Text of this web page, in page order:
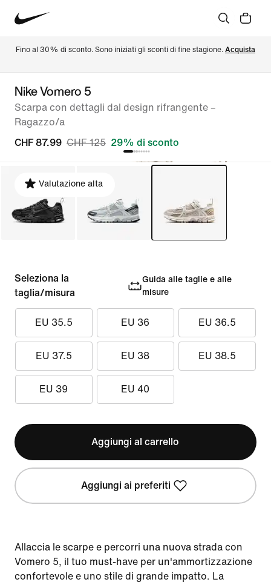
Fino al 30% di sconto. Sono iniziati gli sconti di fine stagione. Acquista
Nike Vomero 5
Scarpa con dettagli dal design rifrangente –
Ragazzo/a
CHF 87.99 CHF 125 29% di sconto
Valutazione alta
Seleziona la
taglia/misura
Guida alle taglie e alle
misure
EU 35.5 EU 36 EU 36.5
EU 37.5 EU 38 EU 38.5
EU 39 EU 40
Aggiungi al carrello
Aggiungi ai preferiti
Allaccia le scarpe e percorri una nuova strada con
Vomero 5, il tuo must-have per un'ammortizzazione
confortevole e uno stile di grande impatto. La